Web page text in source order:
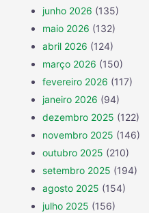
junho 2026 (135)
maio 2026 (132)
abril 2026 (124)
março 2026 (150)
fevereiro 2026 (117)
janeiro 2026 (94)
dezembro 2025 (122)
novembro 2025 (146)
outubro 2025 (210)
setembro 2025 (194)
agosto 2025 (154)
julho 2025 (156)